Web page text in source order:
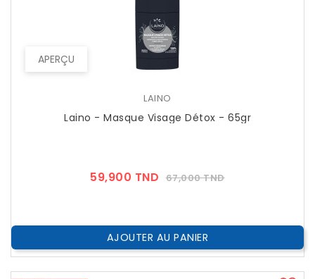
APERÇU
LAINO
Laino - Masque Visage Détox - 65gr
59,900 TND Prix
67,000 TNDPrix
AJOUTER AU PANIER